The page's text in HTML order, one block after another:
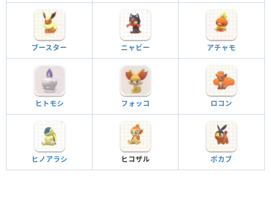
ブースター ニャビー アチャモ
ヒトモシ フォッコ ロコン
ヒノアラシ ヒコザル ポカブ